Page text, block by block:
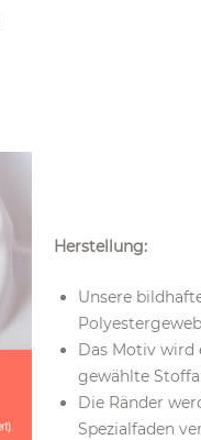
Herstellung:
Unsere
Das Motiv wird
gewählte
Die Ränder
Spezialfaden